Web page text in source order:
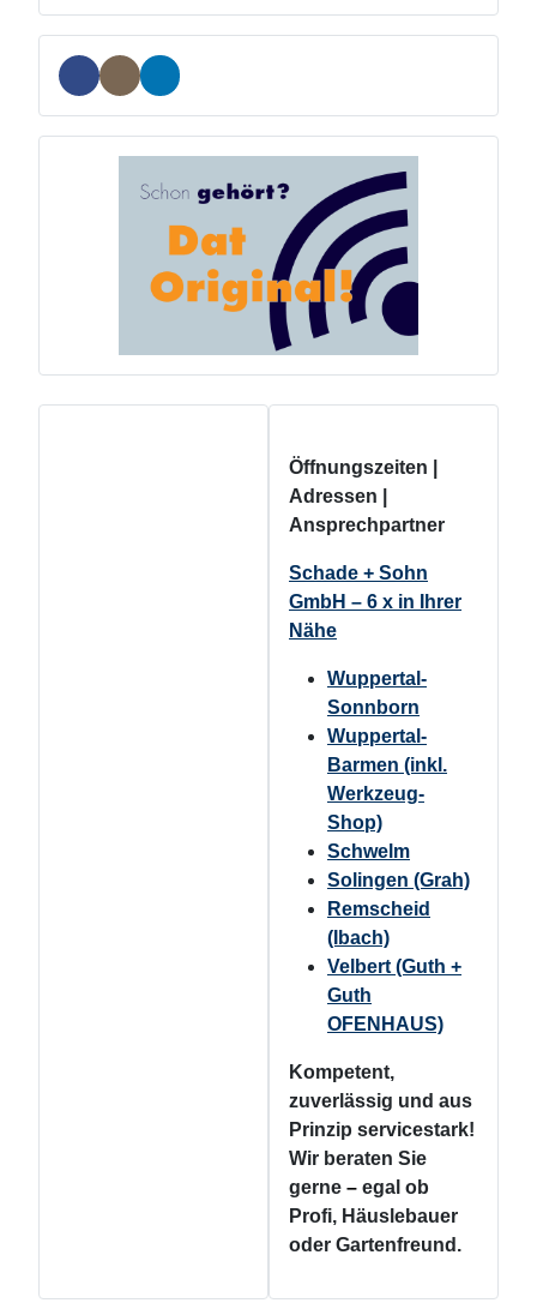
Öffnungszeiten |
Adressen |
Ansprechpartner
Schade + Sohn
GmbH – 6 x in Ihrer
Nähe
Wuppertal-
Sonnborn
Wuppertal-
Barmen (inkl.
Werkzeug-
Shop)
Schwelm
Solingen (Grah)
Remscheid
(Ibach)
Velbert (Guth +
Guth
OFENHAUS)
Kompetent,
zuverlässig und aus
Prinzip servicestark!
Wir beraten Sie
gerne – egal ob
Profi, Häuslebauer
oder Gartenfreund.